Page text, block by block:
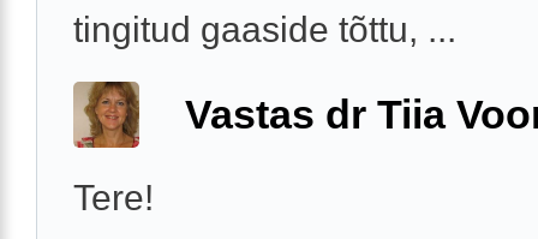
tingitud gaaside tõttu, ...
Vastas dr Tiia
Tere!